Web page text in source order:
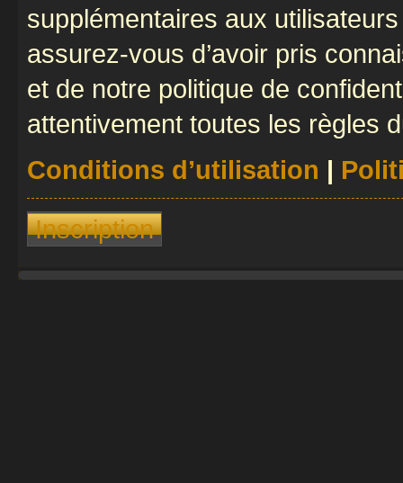
supplémentaires aux
assurez-vous d’avoir pris
et de notre politique de
attentivement toutes les règles
Conditions d’utilisation |
Inscription